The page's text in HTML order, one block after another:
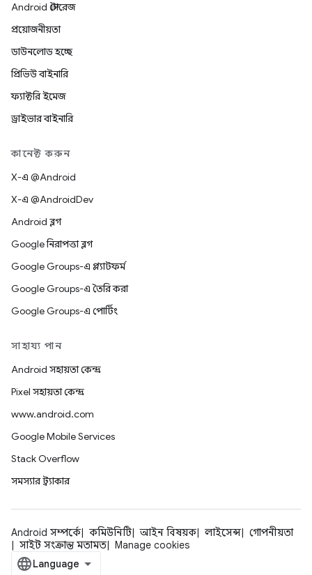
Android স্টোরেজ
প্রয়োজনীয়তা
ডাউনলোড হচ্ছে
প্রিভিউ বাইনারি
ফ্যাক্টরি ইমেজ
ড্রাইভার বাইনারি
কানেক্ট করুন
X-এ @Android
X-এ @AndroidDev
Android ব্লগ
Google নিরাপত্তা ব্লগ
Google Groups-এ প্ল্যাটফর্ম
Google Groups-এ তৈরি করা
Google Groups-এ পোর্টিং
সাহায্য পান
Android সহায়তা কেন্দ্র
Pixel সহায়তা কেন্দ্র
www.android.com
Google Mobile Services
Stack Overflow
সমস্যার ট্র্যাকার
Android সম্পর্কে কমিউনিটি আইন বিষয়ক লাইসেন্স
গোপনীয়তা
সাইট সংক্রান্ত মতামত
Manage cookies